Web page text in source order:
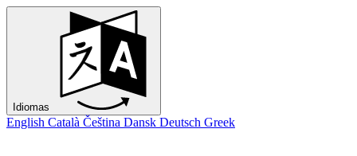
Idiomas
English Català Čeština Dansk Deutsch Greek